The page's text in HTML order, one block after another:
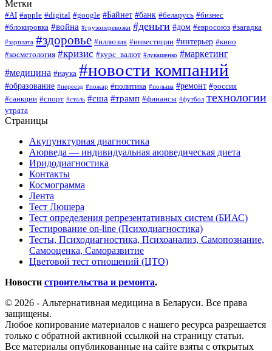
Метки
#AI #apple #digital #google #Байнет #банк #беларусь #бизнес
#блокировка #война #грузоперевозки #деньги #дом #евросоюз #загадка
#зарплата #здоровье #иллюзия #инвестиции #интерьер #кино
#косметология #кризис #курс_валют #лукашенко #маркетинг
#медицина #наука #новости компаний
#образование #переезд #пожар #политика #польша #ремонт #россия
#санкции #спорт #сталь #сша #трамп #финансы #футбол технологии
утрата
Страницы
Акупунктурная диагностика
Аюрведа — индивидуальная аюрведическая диета
Иридодиагностика
Контакты
Космограмма
Лента
Тест Люшера
Тест определения репрезентативных систем (БИАС)
Тестирование on-line (Психодиагностика)
Тесты, Психодиагностика, Психоанализ, Самопознание,
Самооценка, Саморазвитие
Цветовой тест отношений (ЦТО)
Новости строительства и ремонта.
© 2026 - Альтернативная медицина в Беларуси. Все права
защищены.
Любое копирование материалов с нашего ресурса разрешается
только с обратной активной ссылкой на страницу статьи.
Все материалы опубликованные на сайте взяты с открытых